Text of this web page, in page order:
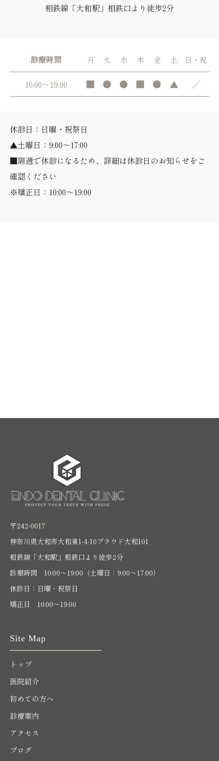
相鉄線「大和駅」相鉄口より徒歩2分
診療時間 月 火 水 木 金 土 日・祝
10:00～19:00 ■ ● ● ■ ● ▲ ／
休診日：日曜・祝祭日
▲土曜日：9:00～17:00
■隔週で休診になるため、詳細は休診日のお知らせをご
確認ください
※矯正日：10:00～19:00
〒242-0017
神奈川県大和市大和東1-4-10プラウド大和101
相鉄線「大和駅」相鉄口より徒歩2分
診療時間 10:00〜19:00（土曜日：9:00～17:00）
休診日：日曜・祝祭日
矯正日 10:00～19:00
Site Map
トップ
医院紹介
初めての方へ
診療案内
アクセス
ブログ